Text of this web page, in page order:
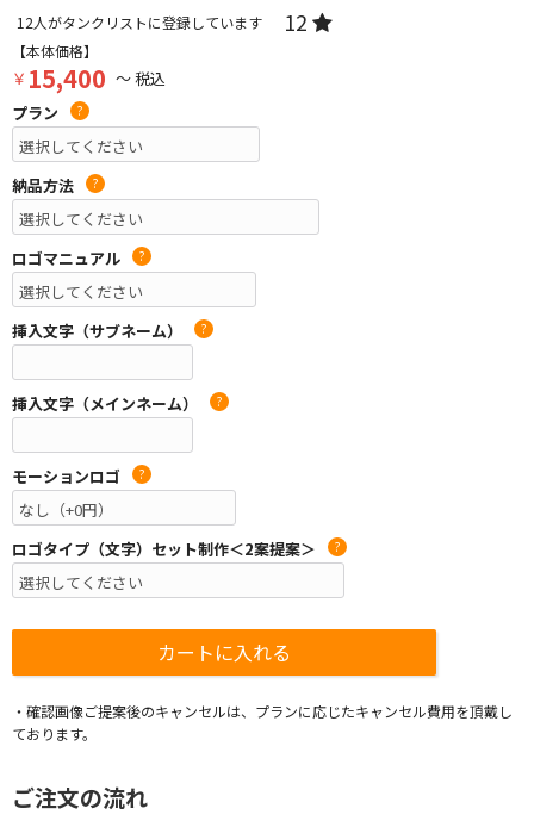
12人がタンクリストに登録しています 12
【本体価格】
￥ 15,400 ～ 税込
プラン
?
納品方法 ?
ロゴマニュアル ?
挿入文字（サブネーム） ?
挿入文字（メインネーム） ?
モーションロゴ ?
ロゴタイプ（文字）セット制作＜2案提案＞ ?
・確認画像ご提案後のキャンセルは、プランに応じたキャンセル費用を頂戴し
ております。
ご注文の流れ